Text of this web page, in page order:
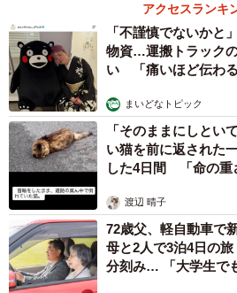
アクセスランキ
「不謹慎でないかと
物資…運搬トラック
い 「痛いほど伝わる
まいどなトピック
「そのままにしとい
い猫を前に返され
した4日間 「命の重
渡辺 晴子
72歳父、軽自動車で
母と2人で3泊4日の
分刻み… 「大学生で